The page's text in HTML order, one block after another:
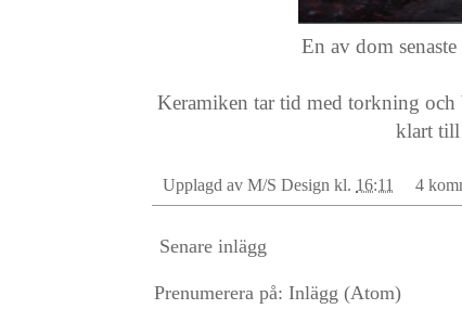
En av dom
Keramiken tar tid med torkning och
klart till
Upplagd av M/S Design kl. 16:11 4
Senare inlägg
Prenumerera på: Inlägg (Atom)